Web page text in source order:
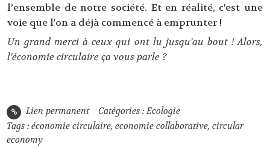
l’ensemble de notre société. Et en réalité, c'est une
voie que l'on a déjà commencé à emprunter !
Un grand merci à ceux qui ont lu jusqu'au bout ! Alors,
l'économie circulaire ça vous parle ?
Lien permanent Catégories :Ecologie
Tags :économie circulaire,economie collaborative,circular
economy